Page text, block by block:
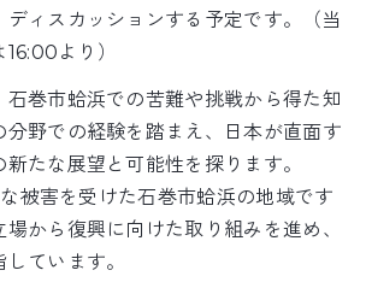
ィスカッションする予定です。（当
より）
石巻市蛤浜での苦難や挑戦から得た知
分野での経験を踏まえ、日本が直面す
たな展望と可能性を探ります。
被害を受けた石巻市蛤浜の地域です
から復興に向けた取り組みを進め、
ています。